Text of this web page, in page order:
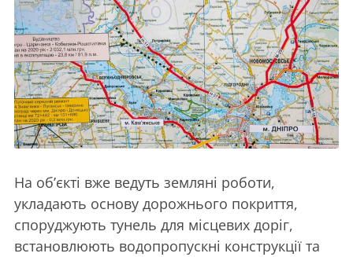
На об’єкті вже ведуть земляні роботи,
укладають основу дорожнього покриття,
споруджують тунель для місцевих доріг,
встановлюють водопропускні конструкції та